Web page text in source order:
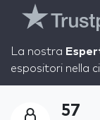
La nostra
espositori nella
57